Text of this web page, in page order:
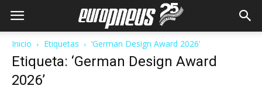
Inicio Etiquetas ‘German Design Award 2026’
Etiqueta: ‘German Design Award
2026’